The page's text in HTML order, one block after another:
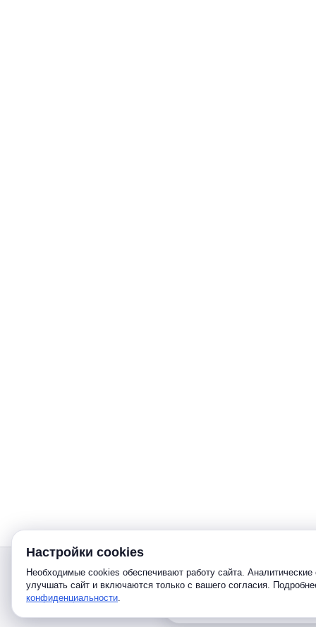
Настройки cookies
Необходимые cookies обеспечивают работу сайта.
улучшать сайт и включаются только с вашего согласия.
конфиденциальности.
Звонок